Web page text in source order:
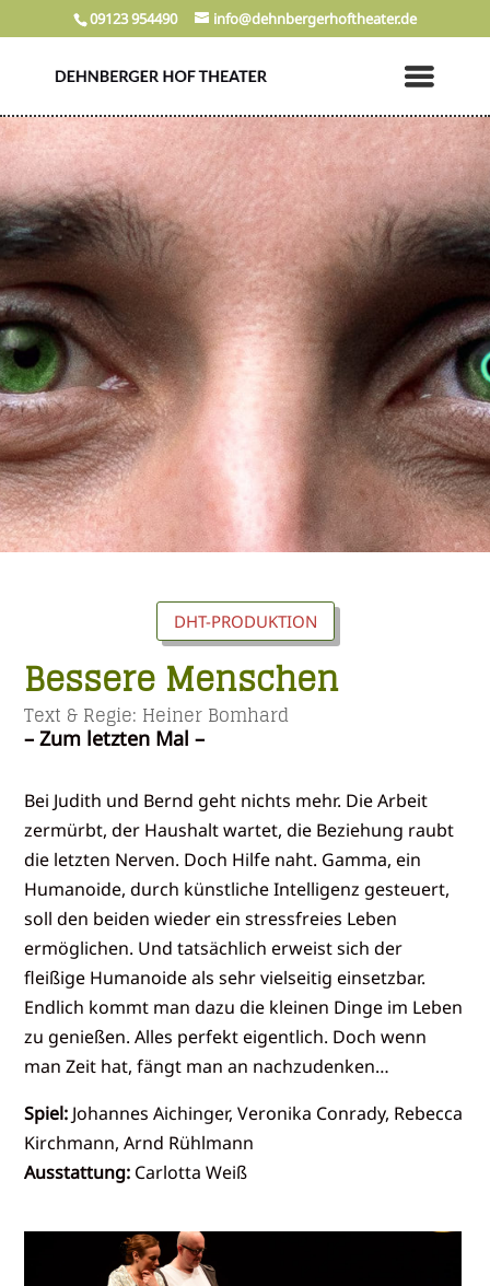
09123 954490 info@dehnbergerhoftheater.de
DHT-PRODUKTION
Bessere Menschen
Text & Regie: Heiner Bomhard
– Zum letzten Mal –
Bei Judith und Bernd geht nichts mehr. Die Arbeit
zermürbt, der Haushalt wartet, die Beziehung raubt
die letzten Nerven. Doch Hilfe naht. Gamma, ein
Humanoide, durch künstliche Intelligenz gesteuert,
soll den beiden wieder ein stressfreies Leben
ermöglichen. Und tatsächlich erweist sich der
fleißige Humanoide als sehr vielseitig einsetzbar.
Endlich kommt man dazu die kleinen Dinge im Leben
zu genießen. Alles perfekt eigentlich. Doch wenn
man Zeit hat, fängt man an nachzudenken…
Spiel: Johannes Aichinger, Veronika Conrady, Rebecca
Kirchmann, Arnd Rühlmann
Ausstattung: Carlotta Weiß